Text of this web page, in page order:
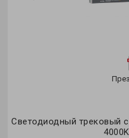
Светодиодный трековый